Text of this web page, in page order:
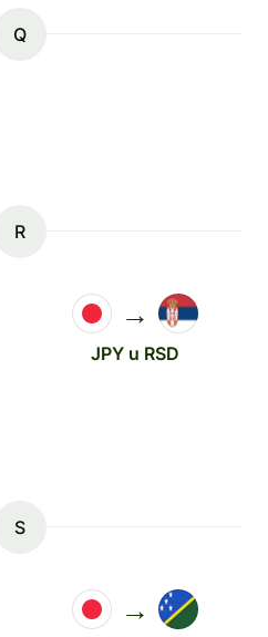
Q
R
→
JPY u RSD
S
→